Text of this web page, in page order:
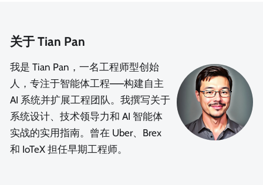
关于 Tian Pan
我是 Tian Pan，一名工程师型创始
人，专注于智能体工程——构建自主
AI 系统并扩展工程团队。我撰写关于
系统设计、技术领导力和 AI 智能体
实战的实用指南。曾在 Uber、Brex
和 IoTeX 担任早期工程师。